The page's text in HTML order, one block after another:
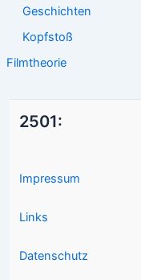
Geschichten
Kopfstoß
Filmtheorie
2501:
Impressum
Links
Datenschutz